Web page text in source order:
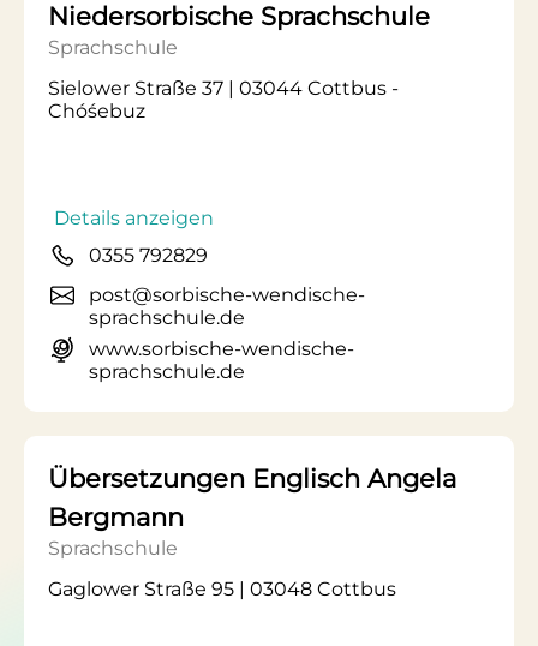
Niedersorbische Sprachschule
Sprachschule
Sielower Straße 37 | 03044 Cottbus -
Chóśebuz
Details anzeigen
0355 792829
post@sorbische-wendische-
sprachschule.de
www.sorbische-wendische-
sprachschule.de
Übersetzungen Englisch Angela
Bergmann
Sprachschule
Gaglower Straße 95 | 03048 Cottbus